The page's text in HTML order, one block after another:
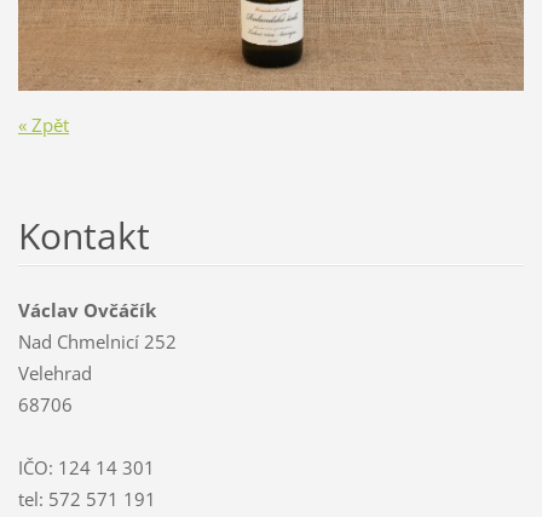
« Zpět
Kontakt
Václav Ovčáčík
Nad Chmelnicí 252
Velehrad
68706
IČO: 124 14 301
tel: 572 571 191